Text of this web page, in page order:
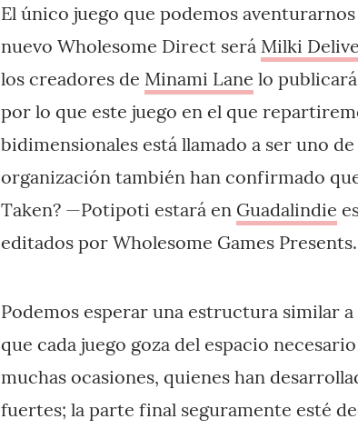
El único juego que podemos
nuevo Wholesome Direct será Milki
los creadores de Minami Lane lo
por lo que este juego en el que
bidimensionales está llamado a ser uno
organización también han confirmado
Taken? —Potipoti estará en Guadalindie
editados por Wholesome Games Presents.
Podemos esperar una estructura similar
que cada juego goza del espacio
muchas ocasiones, quienes han
fuertes; la parte final seguramente esté